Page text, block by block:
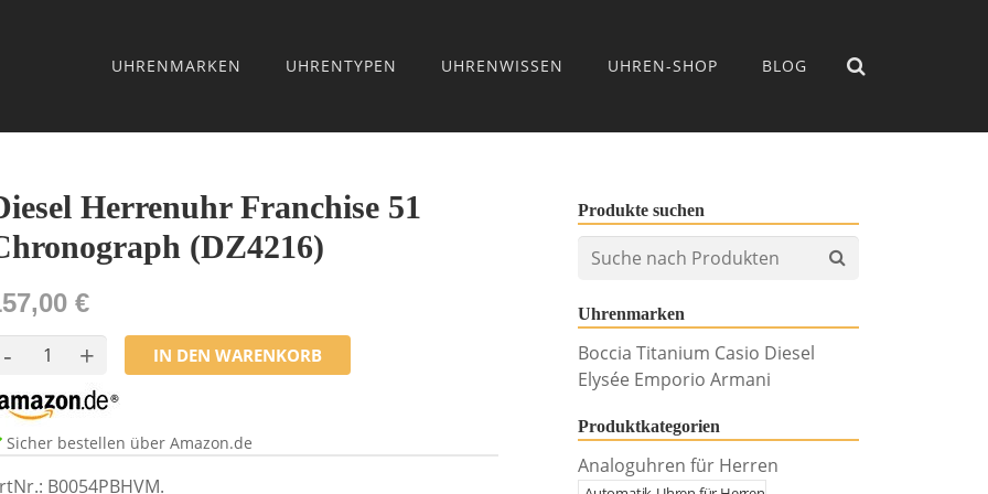
UHRENMARKEN UHRENTYPEN UHRENWISSEN UHREN-SHOP BLOG
Herrenuhr Franchise 51
(DZ4216)
€
IN DEN WARENKORB
Sicher bestellen über Amazon.de
B0054PBHVM.
Produkte suchen
Uhrenmarken
Boccia Titanium Casio Diesel
Elysée Emporio Armani
Produktkategorien
Analoguhren für Herren